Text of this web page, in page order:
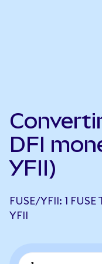
DFI
YFII)
FUSE/YFII: 1
YFII